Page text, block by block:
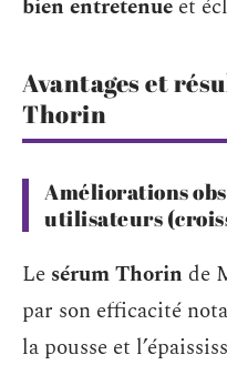
bien entretenue et
Avantages et
Thorin
Améliorations
utilisateurs
Le sérum Thorinde
par son efficacité
la pousse et